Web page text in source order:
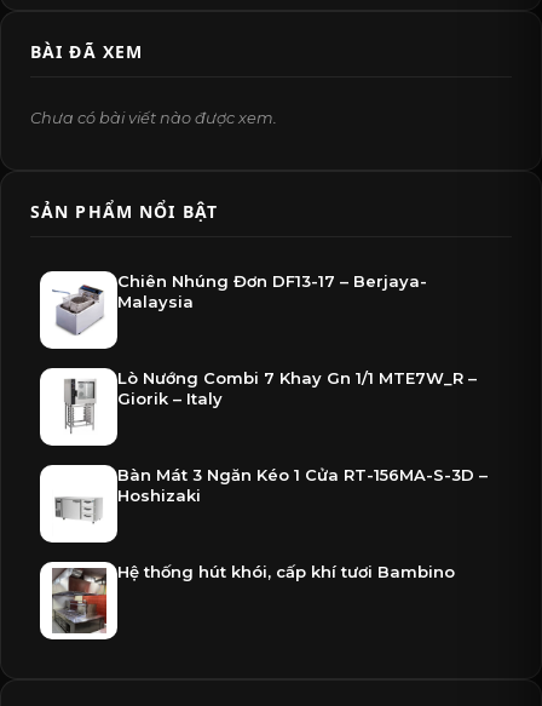
BÀI ĐÃ XEM
Chưa có bài viết nào được xem.
SẢN PHẨM NỔI BẬT
Chiên Nhúng Đơn DF13-17 – Berjaya-
Malaysia
Lò Nướng Combi 7 Khay Gn 1/1 MTE7W_R –
Giorik – Italy
Bàn Mát 3 Ngăn Kéo 1 Cửa RT-156MA-S-3D –
Hoshizaki
Hệ thống hút khói, cấp khí tươi Bambino